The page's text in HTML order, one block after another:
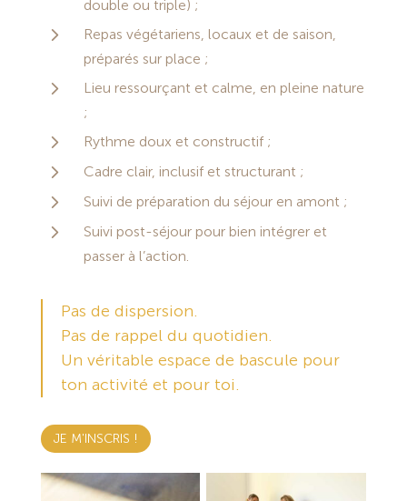
double ou triple) ;
5
Repas végétariens, locaux et de saison,
préparés sur place ;
5 Lieu ressourçant et calme, en pleine nature
;
5 Rythme doux et constructif;
5 Cadre clair, inclusif et structurant ;
5 Suivi de préparation du séjouren amont ;
5 Suivi post-séjour pour bien intégrer et
passer à l’action.
Pas de dispersion.
Pas de rappel du quotidien.
Un véritable espace de bascule pour
ton activité et pour toi.
JE M'INSCRIS !